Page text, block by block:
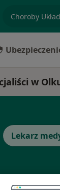
w
Lekarz